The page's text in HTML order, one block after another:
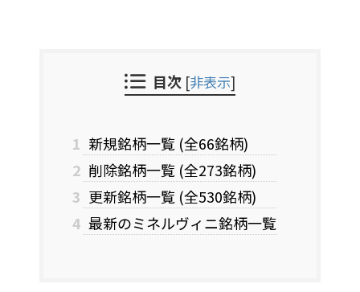
目次 [非表示]
1 新規銘柄一覧 (全66銘柄)
2 削除銘柄一覧 (全273銘柄)
3 更新銘柄一覧 (全530銘柄)
4 最新のミネルヴィニ銘柄一覧